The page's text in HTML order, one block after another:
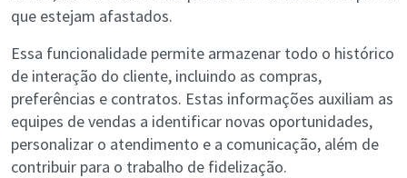
que estejam afastados.
Essa funcionalidade permite armazenar todo o histórico
de interação do cliente, incluindo as compras,
preferências e contratos. Estas informações auxiliam as
equipes de vendas a identificar novas oportunidades,
personalizar o atendimento e a comunicação, além de
contribuir para o trabalho de fidelização.